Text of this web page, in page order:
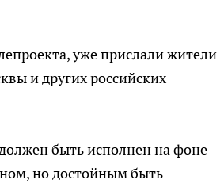
уже прислали жители
и других российских
быть исполнен на фоне
но достойным быть